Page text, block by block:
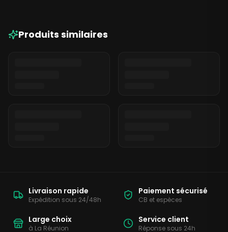
Produits similaires
Livraison rapide
Expédition sous 24/48h
Paiement sécurisé
CB et espèces
Large choix
à La Réunion
Service client
Réponse sous 24h